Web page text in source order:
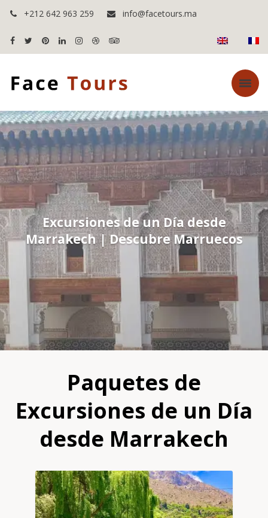
+212 642 963 259 info@facetours.ma
Excursiones de un Día desde
Marrakech | Descubre Marruecos
Paquetes de
Excursiones de un Día
desde Marrakech